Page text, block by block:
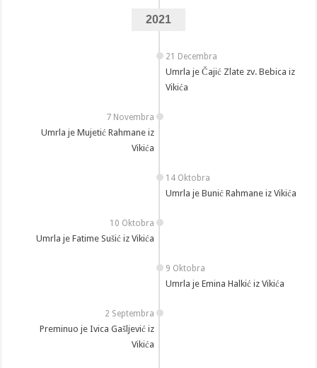
2021
21 Decembra
Umrla je Čajić Zlate zv. Bebica iz
Vikića
7 Novembra
Umrla je Mujetić Rahmane iz
Vikića
14 Oktobra
Umrla je Bunić Rahmane iz Vikića
10 Oktobra
Umrla je Fatime Sušić iz Vikića
9 Oktobra
Umrla je Emina Halkić iz Vikića
2 Septembra
Preminuo je Ivica Gašljević iz
Vikića